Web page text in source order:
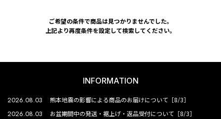
ご希望の条件で商品は見つかりませんでした。
上記より再度条件を設定して検索してください。
INFORMATION
2026.08.03 熊本地震の影響による商品のお届けについて［8/3］
2026.08.03 お盆期間中の発送・裾上げ・返品受付について［8/3］